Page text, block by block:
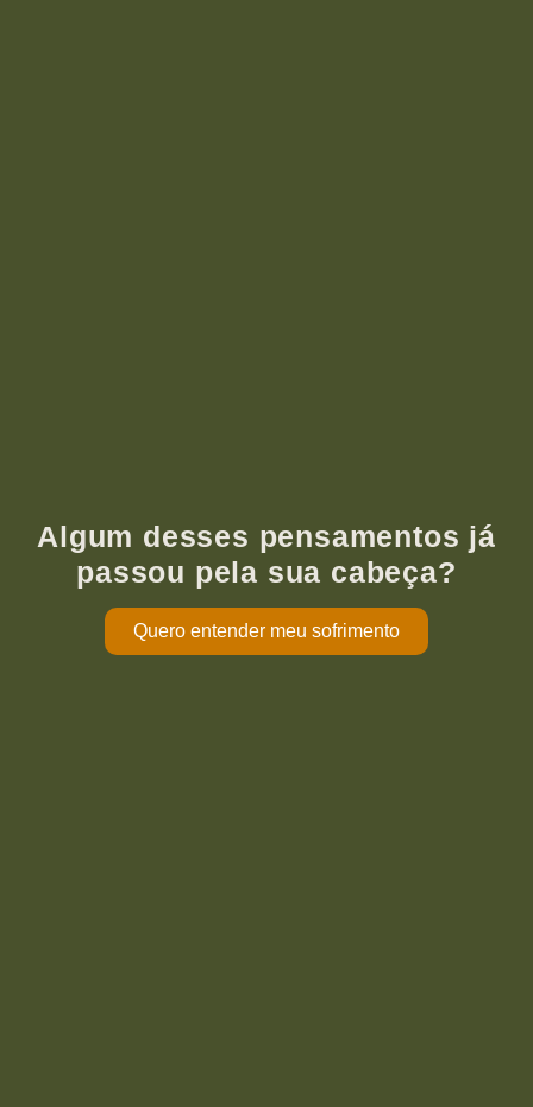
Algum desses pensamentos já
passou pela sua cabeça?
Quero entender meu sofrimento